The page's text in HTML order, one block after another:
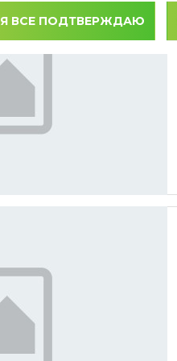
Я ВСЕ ПОДТВЕРЖДАЮ